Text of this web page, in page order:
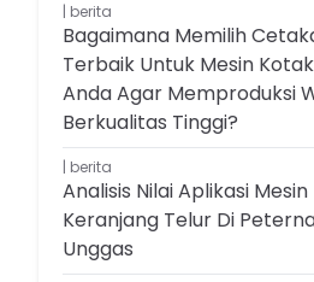
berita
Bagaimana Memilih
Terbaik Untuk Mesin
Anda Agar Memproduksi
Berkualitas Tinggi?
berita
Analisis Nilai Aplikasi Mesin
Keranjang Telur Di
Unggas